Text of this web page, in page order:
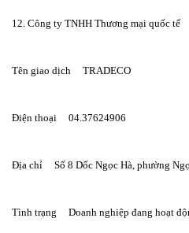
12. Công ty TNHH Thương mại quốc tế
Tên giao dịch     TRADECO
Điện thoại     04.37624906
Địa chỉ     Số 8 Dốc Ngọc Hà, phường
Tình trạng     Doanh nghiệp đang hoạt